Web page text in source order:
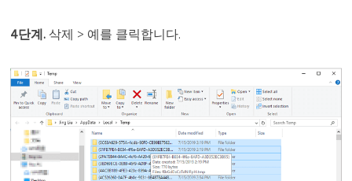
4단계. 삭제 > 예를 클릭합니다.